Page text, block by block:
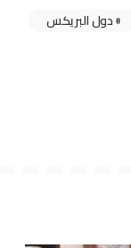
دول البريكس